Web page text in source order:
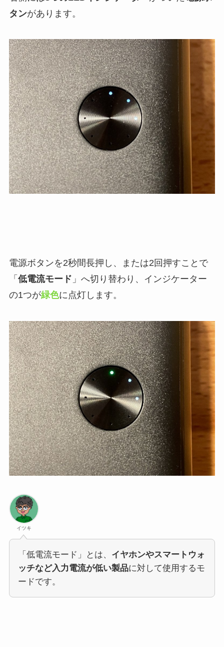
タンがあります。
電源ボタンを2秒間長押し、または2回押すことで
「 低電流モード 」へ切り替わり、インジケーター
の1つが緑色に点灯します。
イツキ
「低電流モード」とは、 イヤホンやスマートウォ
ッチなど入力電流が低い製品に対して使用するモ
ードです。